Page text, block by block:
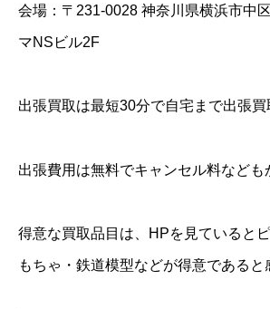
会場：〒231-0028 神奈川県横浜市中
マNSビル2F
出張買取は最短30分で自宅まで出張買
出張費用は無料でキャンセル料なども
得意な買取品目は、HPを見ていると
もちゃ・鉄道模型などが得意であると